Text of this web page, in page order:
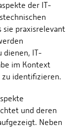
der IT-
sie praxisrelevant
dienen, IT-
im Kontext
identifizieren.
und deren
Neben